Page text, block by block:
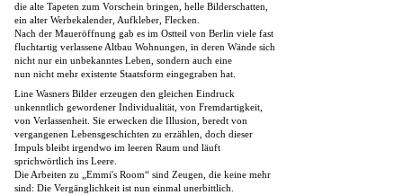
die alte Tapeten zum Vorschein bringen, helle Bilderschatten,
ein alter Werbekalender, Aufkleber, Flecken.
Nach der Maueröffnung gab es im Ostteil von Berlin viele fast
fluchtartig verlassene Altbau Wohnungen, in deren Wände sich
nicht nur ein unbekanntes Leben, sondern auch eine
nun nicht mehr existente Staatsform eingegraben hat.
Line Wasners Bilder erzeugen den gleichen Eindruck
unkenntlich gewordener Individualität, von Fremdartigkeit,
von Verlassenheit. Sie erwecken die Illusion, beredt von
vergangenen Lebensgeschichten zu erzählen, doch dieser
Impuls bleibt irgendwo im leeren Raum und läuft
sprichwörtlich ins Leere.
Die Arbeiten zu „Emmi's Room“ sind Zeugen, die keine mehr
sind: Die Vergänglichkeit ist nun einmal unerbittlich.